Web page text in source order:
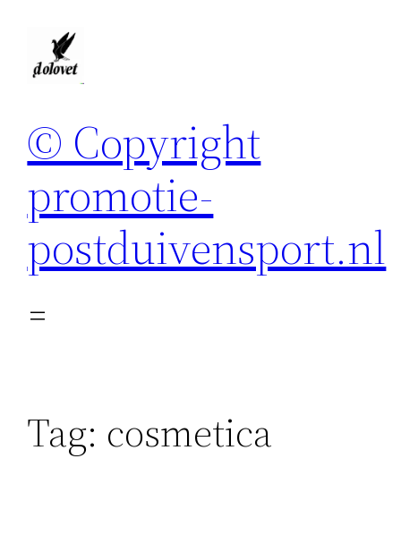
© Copyright
promotie-
postduivensport.nl
Tag: cosmetica